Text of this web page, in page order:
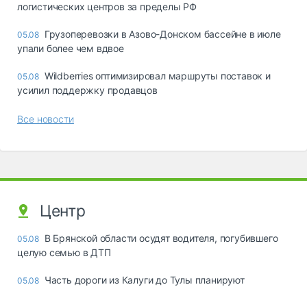
логистических центров за пределы РФ
05.08 Грузоперевозки в Азово-Донском бассейне в июле
упали более чем вдвое
05.08 Wildberries оптимизировал маршруты поставок и
усилил поддержку продавцов
Все новости
Центр
05.08 В Брянской области осудят водителя, погубившего
целую семью в ДТП
05.08 Часть дороги из Калуги до Тулы планируют